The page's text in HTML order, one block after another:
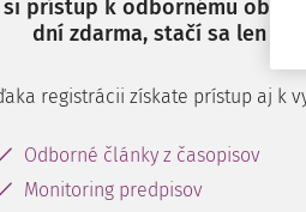
prístup k odbornému
dní zdarma, stačí sa len
registrácii získate prístup aj k
Odborné články z časopisov
Monitoring predpisov